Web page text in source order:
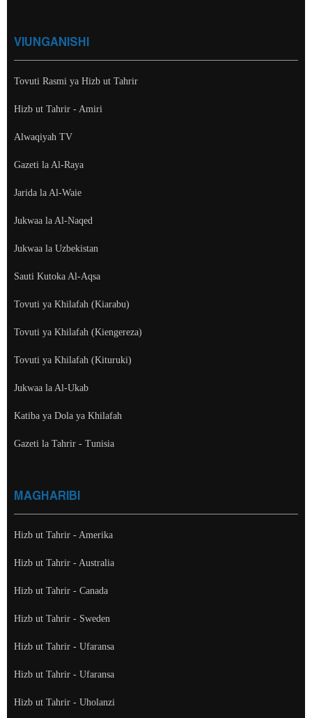
VIUNGANISHI
Tovuti Rasmi ya Hizb ut Tahrir
Hizb ut Tahrir - Amiri
Alwaqiyah TV
Gazeti la Al-Raya
Jarida la Al-Waie
Jukwaa la Al-Naqed
Jukwaa la Uzbekistan
Sauti Kutoka Al-Aqsa
Tovuti ya Khilafah (Kiarabu)
Tovuti ya Khilafah (Kiengereza)
Tovuti ya Khilafah (Kituruki)
Jukwaa la Al-Ukab
Katiba ya Dola ya Khilafah
Gazeti la Tahrir - Tunisia
MAGHARIBI
Hizb ut Tahrir - Amerika
Hizb ut Tahrir - Australia
Hizb ut Tahrir - Canada
Hizb ut Tahrir - Sweden
Hizb ut Tahrir - Ufaransa
Hizb ut Tahrir - Ufaransa
Hizb ut Tahrir - Uholanzi